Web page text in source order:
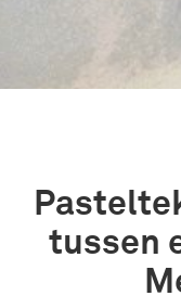
tussen